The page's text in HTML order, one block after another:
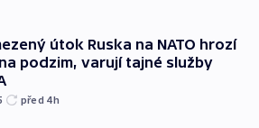
útok Ruska na NATO hrozí
podzim, varují tajné služby
před 4h